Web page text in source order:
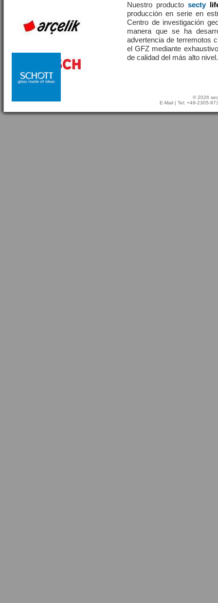
Nuestro productosecty
producción en serie en
Centro de investigación
manera que se ha
advertencia de terremotos
el GFZ mediante
de calidad del más alto nivel.
© 2026
E-Mail | Tel: +49-2305-